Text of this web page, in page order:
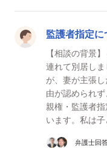
監護者指定
【相談の背景
連れて別居し
が、妻が主張
由が認められず、
親権・監護者
います。私は
ラッ...
弁護士回